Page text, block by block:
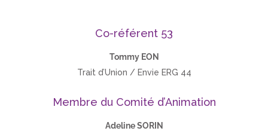
Co-référent 53
Tommy EON
Trait d’Union / Envie ERG 44
Membre du Comité d’Animation
Adeline SORIN